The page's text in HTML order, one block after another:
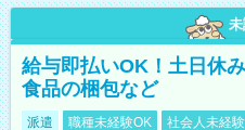
給与即払いOK！土日休
食品の梱包など
派遣 職種未経験OK 社会人未経